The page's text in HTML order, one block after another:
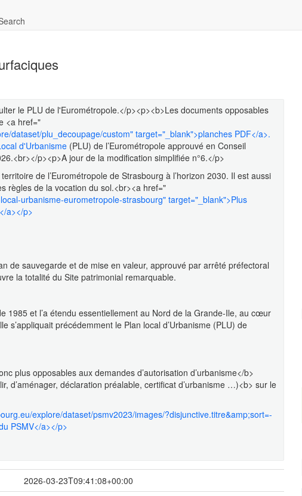
le PLU de l'Eurométropole.</p><p><b>Les documents opposables
<a href="
dataset/plu_decoupage/custom" target="_blank">planches PDF</a>.
d'Urbanisme (PLU) de l’Eurométropole approuvé en Conseil
p><p>A jour de la modification simplifiée n°6.</p>
de l’Eurométropole de Strasbourg à l’horizon 2030. Il est aussi
règles de la vocation du sol.<br><a href="
urbanisme-eurometropole-strasbourg" target="_blank">Plus
a></p>
de sauvegarde et de mise en valeur, approuvé par arrêté préfectoral
la totalité du Site patrimonial remarquable.
1985 et l’a étendu essentiellement au Nord de la Grande-Ile, au cœur
s’appliquait précédemment le Plan local d’Urbanisme (PLU) de
plus opposables aux demandes d’autorisation d’urbanisme</b>
d’aménager, déclaration préalable, certificat d’urbanisme …)<b> sur le
explore/dataset/psmv2023/images/?disjunctive.titre&amp;sort=-
PSMV</a></p>
2026-03-23T09:41:08+00:00